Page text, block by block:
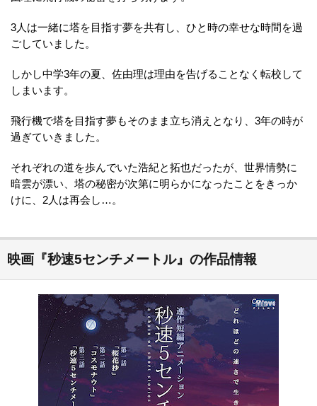
3人は一緒に塔を目指す夢を共有し、ひと時の幸せな時間を過
ごしていました。
しかし中学3年の夏、佐由理は理由を告げることなく転校して
しまいます。
飛行機で塔を目指す夢もそのまま立ち消えとなり、3年の時が
過ぎていきました。
それぞれの道を歩んでいた浩紀と拓也だったが、世界情勢に
暗雲が漂い、塔の秘密が次第に明らかになったことをきっか
けに、2人は再会し…。
映画『秒速5センチメートル』の作品情報